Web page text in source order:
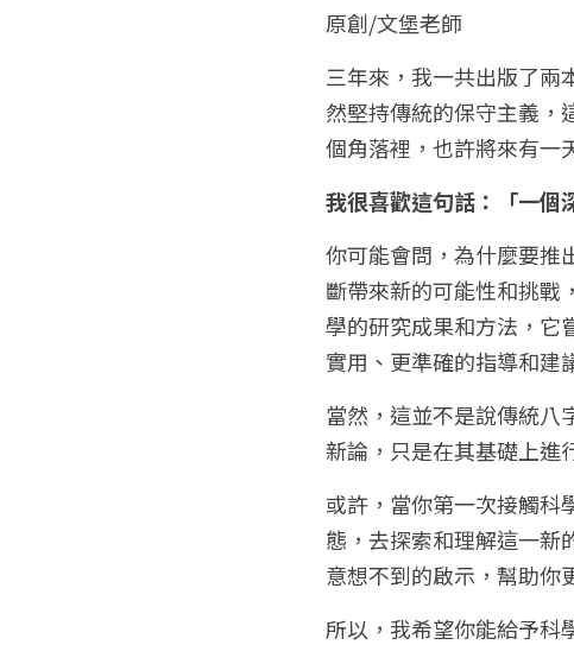
原創/文堡老師
三年來，我一共出版了兩
然堅持傳統的保守主義，
個角落裡，也許將來有一
我很喜歡這句話：「一個
你可能會問，為什麼要推
斷帶來新的可能性和挑戰
學的研究成果和方法，它
實用、更準確的指導和建
當然，這並不是說傳統八
新論，只是在其基礎上進
或許，當你第一次接觸科
態，去探索和理解這一新
意想不到的啟示，幫助你
所以，我希望你能給予科